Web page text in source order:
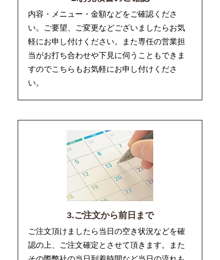
内容・メニュー・金額などをご確認くださ
い。ご要望、ご変更などございましたらお気
軽にお申し付けください。また専任の営業担
当がお打ち合わせや下見に伺うこともできま
すのでこちらもお気軽にお申し付けくださ
い。
3.ご注文から前日まで
ご注文頂けましたら当日の空き状況などを確
認の上、ご注文確定とさせて頂きます。また